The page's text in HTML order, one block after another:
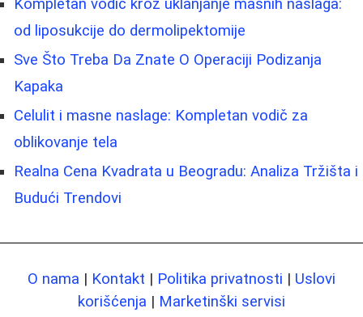
Kompletan vodič kroz uklanjanje masnih naslaga:
od liposukcije do dermolipektomije
Sve Što Treba Da Znate O Operaciji Podizanja
Kapaka
Celulit i masne naslage: Kompletan vodič za
oblikovanje tela
Realna Cena Kvadrata u Beogradu: Analiza Tržišta i
Budući Trendovi
O nama | Kontakt | Politika privatnosti | Uslovi
korišćenja | Marketinški servisi